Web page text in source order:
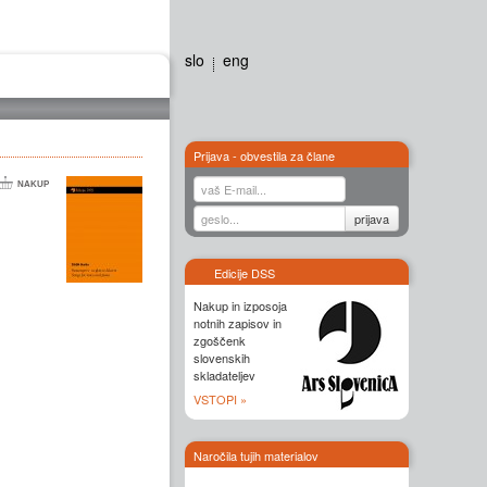
slo eng
Prijava - obvestila za člane
Edicije DSS
Nakup in izposoja
notnih zapisov in
zgoščenk
slovenskih
skladateljev
VSTOPI »
Naročila tujih materialov